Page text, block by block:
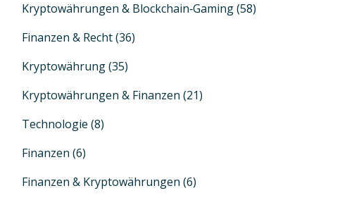
Kryptowährungen & Blockchain‑Gaming(58)
Finanzen & Recht(36)
Kryptowährung(35)
Kryptowährungen & Finanzen (21)
Technologie (8)
Finanzen (6)
Finanzen & Kryptowährungen (6)